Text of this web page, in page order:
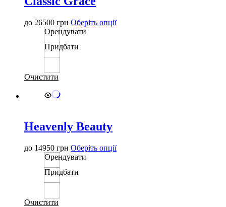
до 26500 грн Оберіть опціїЦей
Орендувати
Придбати
Очистити
Heavenly Beauty
до 14950 грн Оберіть опціїЦей
Орендувати
Придбати
Очистити